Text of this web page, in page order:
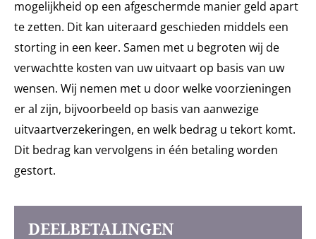
mogelijkheid op een afgeschermde manier geld apart
te zetten. Dit kan uiteraard geschieden middels een
storting in een keer. Samen met u begroten wij de
verwachtte kosten van uw uitvaart op basis van uw
wensen. Wij nemen met u door welke voorzieningen
er al zijn, bijvoorbeeld op basis van aanwezige
uitvaartverzekeringen, en welk bedrag u tekort komt.
Dit bedrag kan vervolgens in één betaling worden
gestort.
DEELBETALINGEN